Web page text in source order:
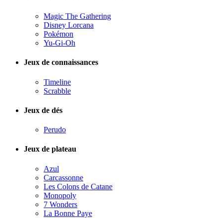
Magic The Gathering
Disney Lorcana
Pokémon
Yu-Gi-Oh
Jeux de connaissances
Timeline
Scrabble
Jeux de dés
Perudo
Jeux de plateau
Azul
Carcassonne
Les Colons de Catane
Monopoly
7 Wonders
La Bonne Paye